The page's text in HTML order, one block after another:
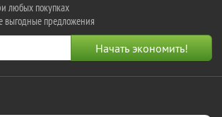
любых покупках
выгодные предложения